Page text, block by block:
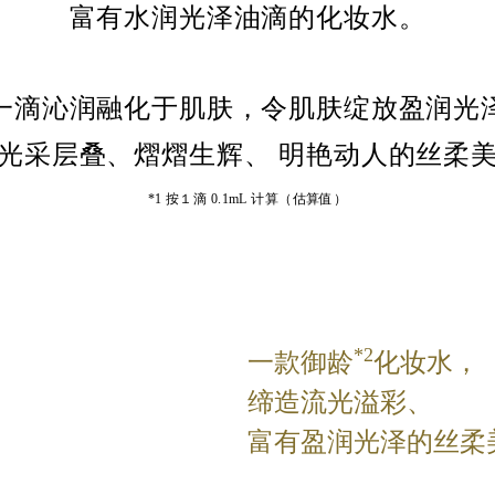
富有水润光泽油滴的化妆水。
滴沁润融化于肌肤，令肌肤绽放盈润光
采层叠、熠熠生辉、
明艳动人的丝柔美
*1 按１滴 0.1mL 计算（估算值）
一款御龄*2化妆水，
缔造流光溢彩、
富有盈润光泽的丝柔